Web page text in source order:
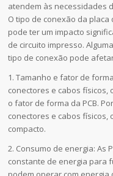
atendem às necessidades
O tipo de conexão da
pode ter um impacto
de circuito impresso.
tipo de conexão pode
1. Tamanho e fator de
conectores e cabos físicos,
o fator de forma da PCB.
conectores e cabos físicos,
compacto.
2. Consumo de energia: As
constante de energia para